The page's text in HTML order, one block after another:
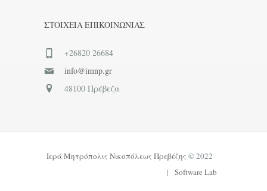
ΣΤΟΙΧΕΊΑ ΕΠΙΚΟΙΝΩΝΊΑΣ
+26820 26684
info@imnp.gr
48100 Πρέβεζα
Ιερά Μητρόπολις Νικοπόλεως Πρεβέζης © 2022
| Software Lab